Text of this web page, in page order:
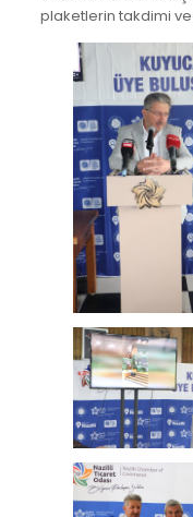
plaketlerin takdimi